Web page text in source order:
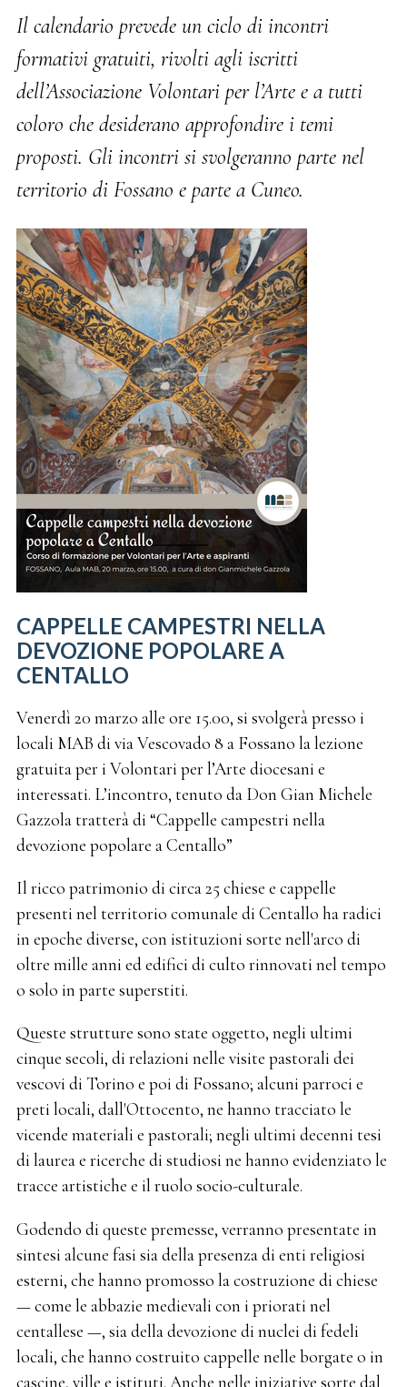
Il calendario prevede un ciclo di incontri
formativi gratuiti, rivolti agli iscritti
dell’Associazione Volontari per l’Arte e a tutti
coloro che desiderano approfondire i temi
proposti. Gli incontri si svolgeranno parte nel
territorio di Fossano e parte a Cuneo.
CAPPELLE CAMPESTRI NELLA
DEVOZIONE POPOLARE A
CENTALLO
Venerdì 20 marzo alle ore 15.00, si svolgerà presso i
locali MAB di via Vescovado 8 a Fossano la lezione
gratuita per i Volontari per l’Arte diocesani e
interessati. L’incontro, tenuto da Don Gian Michele
Gazzola tratterà di “Cappelle campestri nella
devozione popolare a Centallo”
Il ricco patrimonio di circa 25 chiese e cappelle
presenti nel territorio comunale di Centallo ha radici
in epoche diverse, con istituzioni sorte nell'arco di
oltre mille anni ed edifici di culto rinnovati nel tempo
o solo in parte superstiti.
Queste strutture sono state oggetto, negli ultimi
cinque secoli, di relazioni nelle visite pastorali dei
vescovi di Torino e poi di Fossano; alcuni parroci e
preti locali, dall'Ottocento, ne hanno tracciato le
vicende materiali e pastorali; negli ultimi decenni tesi
di laurea e ricerche di studiosi ne hanno evidenziato le
tracce artistiche e il ruolo socio-culturale.
Godendo di queste premesse, verranno presentate in
sintesi alcune fasi sia della presenza di enti religiosi
esterni, che hanno promosso la costruzione di chiese
— come le abbazie medievali con i priorati nel
centallese —, sia della devozione di nuclei di fedeli
locali, che hanno costruito cappelle nelle borgate o in
cascine, ville e istituti. Anche nelle iniziative sorte dal